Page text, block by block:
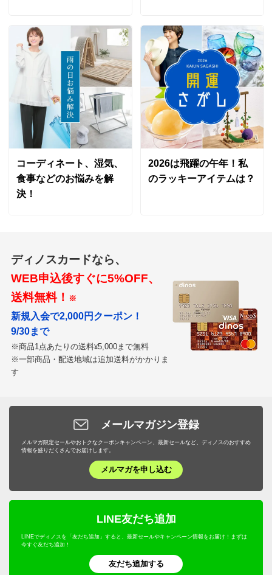
コーディネート、湿気、
食事などのお悩みを解
決！
2026は飛躍の午年！私
のラッキーアイテムは？
ディノスカードなら、
WEB申込後すぐに5%OFF、
送料無料！ ※
新規入会で2,000円クーポン！
9/30まで
※商品1点あたりの送料¥5,000まで無料
※一部商品・配送地域は追加送料がかかりま
す
メールマガジン登録
メルマガ限定セールやおトクなクーポンキャンペーン、最新セールなど、ディノスのおすすめ
情報を盛りだくさんでお届けします。
メルマガを申し込む
LINE友だち追加
LINEでディノスを「友だち追加」すると、最新セールやキャンペーン情報をお届け！まずは
今すぐ友だち追加！
友だち追加する